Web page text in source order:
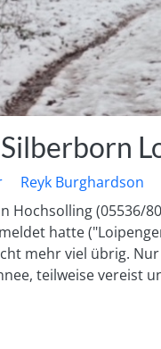
Silberborn
Reyk Burghardson
Hochsolling (05536/
hatte
mehr viel übrig.
teilweise vereist